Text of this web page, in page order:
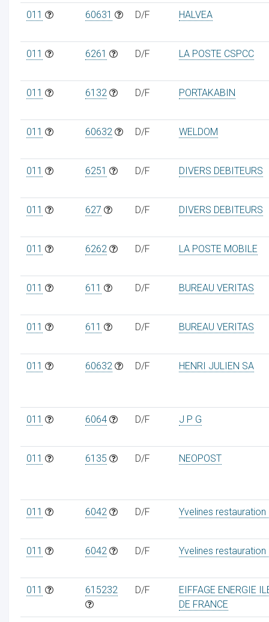
011 60631 D/F HALVEA
011 6261 D/F LA POSTE CSPCC
011 6132 D/F PORTAKABIN
011 60632 D/F WELDOM
011 6251 D/F DIVERS DEBITEURS
011 627 D/F DIVERS DEBITEURS
011 6262 D/F LA POSTE MOBILE
011 611 D/F BUREAU VERITAS
011 611 D/F BUREAU VERITAS
011 60632 D/F HENRI JULIEN SA
011 6064 D/F J P G
011 6135 D/F NEOPOST
011 6042 D/F Yvelines restauration
011 6042 D/F Yvelines restauration
011 615232 D/F
EIFFAGE ENERGIE
DE FRANCE